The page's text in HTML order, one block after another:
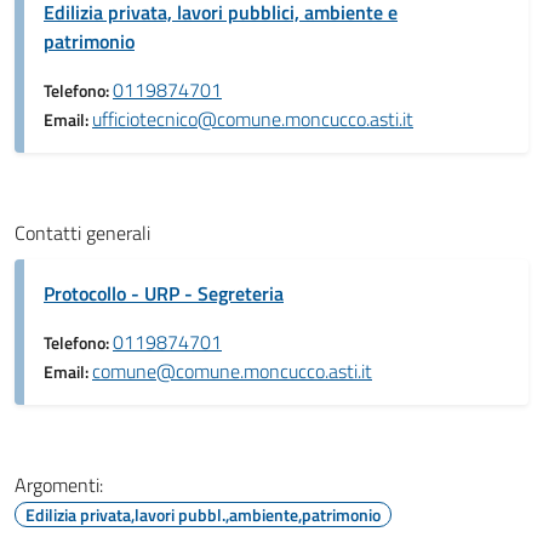
Edilizia privata, lavori pubblici, ambiente e
patrimonio
Telefono:0119874701
Email:ufficiotecnico@comune.moncucco.asti.it
Contatti generali
Protocollo - URP - Segreteria
Telefono:0119874701
Email:comune@comune.moncucco.asti.it
Argomenti:
Edilizia privata,lavori pubbl.,ambiente,patrimonio